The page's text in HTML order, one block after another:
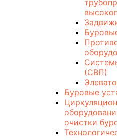
(СВП)
Буровые
очистки